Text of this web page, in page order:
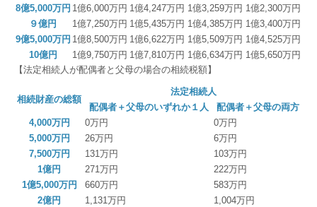
採用メッセージ
スタッフインタビュー
キャリアアップ
数字で見る松本会計
募集要項
お問合せ
8億5,000万円 1億6,000万円 1億4,247万円 1億3,259万円 1億2,300万円
９億円
1億7,250万円 1億5,435万円 1億4,385万円 1億3,400万円
9億5,000万円 1億8,500万円 1億6,622万円 1億5,509万円 1億4,525万円
10億円
1億9,750万円 1億7,810万円 1億6,634万円 1億5,650万円
【法定相続人が配偶者と父母の場合の相続税額】
相続財産の総額
法定相続人
配偶者＋父母のいずれか１人
配偶者＋父母の両方
4,000万円
0万円
0万円
5,000万円
26万円
6万円
7,500万円
131万円
103万円
1億円
271万円
222万円
1億5,000万円
660万円
583万円
2億円
1,131万円
1,004万円